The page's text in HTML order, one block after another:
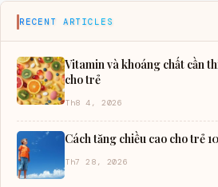
RECENT ARTICLES
Vitamin và khoáng chất cần
cho trẻ
Th8 4, 2026
Cách tăng chiều cao cho trẻ
Th7 28, 2026